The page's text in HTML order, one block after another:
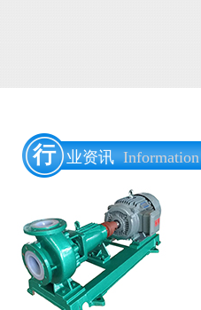
行 业资讯 Information